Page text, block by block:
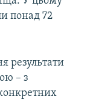
понад 72
результати
– з